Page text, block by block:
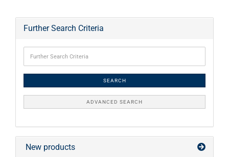
Further Search Criteria
SEARCH
ADVANCED SEARCH
New products